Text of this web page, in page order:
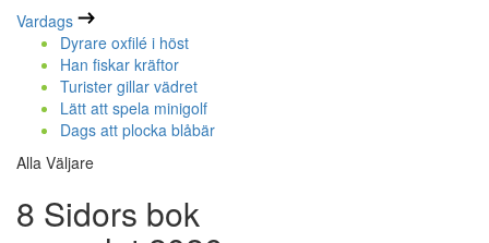
Vardags
Dyrare oxfilé i höst
Han fiskar kräftor
Turister gillar vädret
Lätt att spela minigolf
Dags att plocka blåbär
Alla Väljare
8 Sidors bok